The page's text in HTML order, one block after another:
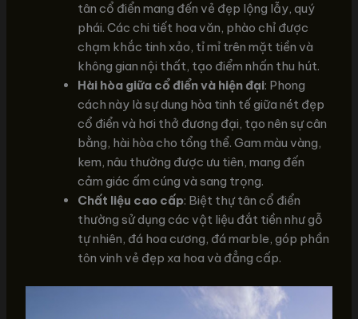
tân cổ điển mang đến vẻ đẹp lộng lẫy, quý
phái. Các chi tiết hoa văn, phào chỉ được
chạm khắc tinh xảo, tỉ mỉ trên mặt tiền và
không gian nội thất, tạo điểm nhấn thu hút.
Hài hòa giữa cổ điển và hiện đại: Phong
cách này là sự dung hòa tinh tế giữa nét đẹp
cổ điển và hơi thở đương đại, tạo nên sự cân
bằng, hài hòa cho tổng thể. Gam màu vàng,
kem, nâu thường được ưu tiên, mang đến
cảm giác ấm cúng và sang trọng.
Chất liệu cao cấp: Biệt thự tân cổ điển
thường sử dụng các vật liệu đắt tiền như gỗ
tự nhiên, đá hoa cương, đá marble, góp phần
tôn vinh vẻ đẹp xa hoa và đẳng cấp.